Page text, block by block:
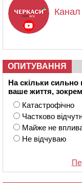
ОПИТУВАННЯ
На скільки
ваше життя,
Катастрофічно
Частково
Майже не
Не відчуваю